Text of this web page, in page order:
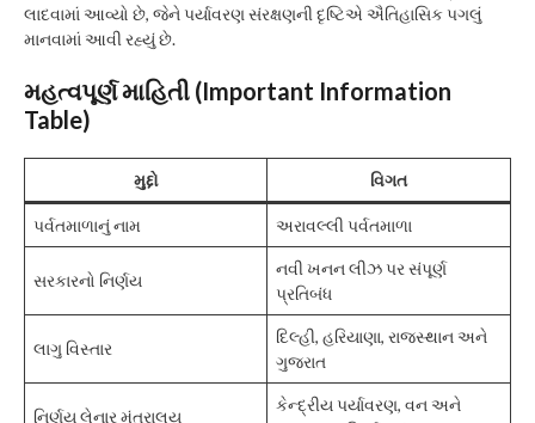
લાદવામાં આવ્યો છે, જેને પર્યાવરણ સંરક્ષણની દૃષ્ટિએ ઐતિહાસિક પગલું
માનવામાં આવી રહ્યું છે.
મહત્વપૂર્ણ માહિતી (Important Information
Table)
મુદ્દો વિગત
પર્વતમાળાનું નામ અરાવલ્લી પર્વતમાળા
સરકારનો નિર્ણય
નવી ખનન લીઝ પર સંપૂર્ણ
પ્રતિબંધ
લાગુ વિસ્તાર
દિલ્હી, હરિયાણા, રાજસ્થાન અને
ગુજરાત
નિર્ણય લેનાર મંત્રાલય
કેન્દ્રીય પર્યાવરણ, વન અને